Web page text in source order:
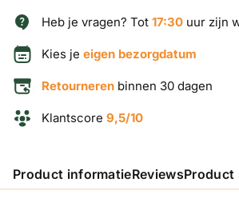
Heb je vragen? Tot 17:30 uur zijn
Kies je eigen bezorgdatum
Retourneren binnen 30 dagen
Klantscore 9,5/10
Product informatieReviewsProduct